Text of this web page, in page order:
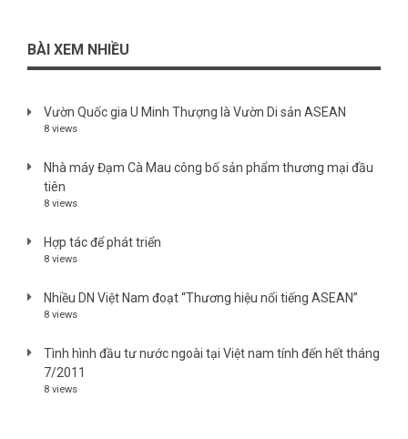
BÀI XEM NHIỀU
Vườn Quốc gia U Minh Thượng là Vườn Di sản ASEAN
8 views
Nhà máy Đạm Cà Mau công bố sản phẩm thương mại đầu
tiên
8 views
Hợp tác để phát triển
8 views
Nhiều DN Việt Nam đoạt “Thương hiệu nổi tiếng ASEAN”
8 views
Tình hình đầu tư nước ngoài tại Việt nam tính đến hết tháng
7/2011
8 views